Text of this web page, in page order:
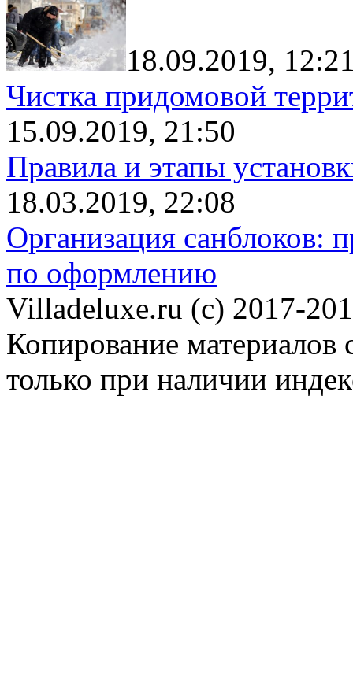
18.09.2019,
Чистка придомовой
15.09.2019, 21:50
Правила и этапы
18.03.2019, 22:08
Организация санблоков:
по оформлению
Villadeluxe.ru (c) 2017-
Копирование материалов
только при наличии